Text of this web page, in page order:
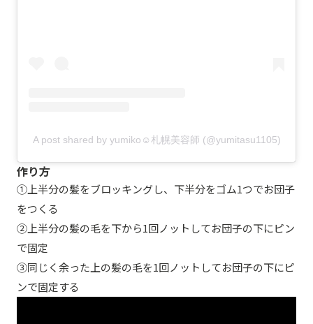
A post shared by yumiko☺︎札幌美容師 (@yumitasu1105)
作り方
①上半分の髪をブロッキングし、下半分をゴム1つでお団子
をつくる
②上半分の髪の毛を下から1回ノットしてお団子の下にピン
で固定
③同じく余った上の髪の毛を1回ノットしてお団子の下にピ
ンで固定する